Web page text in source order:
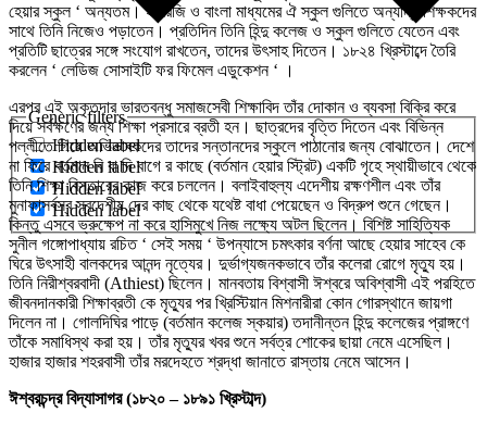
Generic filters
Hidden label
Hidden label
Hidden label
Hidden label
হেয়ার স্কুল ‘ অন্যতম। ইংরেজি ও বাংলা মাধ্যমের ঐ স্কুল গুলিতে অন্যান্য শিক্ষকদের
সাথে তিনি নিজেও পড়াতেন। প্রতিদিন তিনি হিন্দু কলেজ ও স্কুল গুলিতে যেতেন এবং
প্রতিটি ছাত্রের সঙ্গে সংযোগ রাখতেন, তাদের উৎসাহ দিতেন। ১৮২৪ খ্রিস্টাব্দে তৈরি
করলেন ‘ লেডিজ সোসাইটি ফর ফিমেল এডুকেশন ‘ ।
এরপর এই অকৃতদার ভারতবন্ধু সমাজসেবী শিক্ষাবিদ তাঁর দোকান ও ব্যবসা বিক্রি করে
দিয়ে সর্বক্ষণের জন্য শিক্ষা প্রসারে ব্রতী হন। ছাত্রদের বৃত্তি দিতেন এবং বিভিন্ন
পল্লীতে গিয়ে অভিভাবকদের তাদের সন্তানদের স্কুলে পাঠানোর জন্য বোঝাতেন। দেশে
না ফিরে বর্তমান বি বা দি বাগে র কাছে (বর্তমান হেয়ার স্ট্রিট) একটি গৃহে স্থায়ীভাবে থেকে
তিনি শিক্ষা বিস্তারের কাজ করে চললেন। বলাইবাহুল্য এদেশীয় রক্ষণশীল এবং তাঁর
মুনাফাসর্বস্ব স্বদেশীয় দের কাছ থেকে যথেষ্ট বাধা পেয়েছেন ও বিদ্রুপ শুনে গেছেন।
কিন্তু এসবে ভ্রুক্ষেপ না করে হাসিমুখে নিজ লক্ষ্যে অটল ছিলেন। বিশিষ্ট সাহিত্যিক
সুনীল গঙ্গোপাধ্যায় রচিত ‘ সেই সময় ‘ উপন্যাসে চমৎকার বর্ণনা আছে হেয়ার সাহেব কে
ঘিরে উৎসাহী বালকদের আনন্দ নৃত্যের। দুর্ভাগ্যজনকভাবে তাঁর কলেরা রোগে মৃত্যু হয়।
তিনি নিরীশ্বরবাদী (Athiest) ছিলেন। মানবতায় বিশ্বাসী ঈশ্বরে অবিশ্বাসী এই পরহিতে
জীবনদানকারী শিক্ষাব্রতী কে মৃত্যুর পর খ্রিস্টিয়ান মিশনারীরা কোন গোরস্থানে জায়গা
দিলেন না। গোলদিঘির পাড়ে (বর্তমান কলেজ স্কয়ার) তদানীন্তন হিন্দু কলেজের প্রাঙ্গণে
তাঁকে সমাধিস্থ করা হয়। তাঁর মৃত্যুর খবর শুনে সর্বত্র শোকের ছায়া নেমে এসেছিল।
হাজার হাজার শহরবাসী তাঁর মরদেহতে শ্রদ্ধা জানাতে রাস্তায় নেমে আসেন।
ঈশ্বরচন্দ্র বিদ্যাসাগর (১৮২০ – ১৮৯১ খ্রিস্টাব্দ)